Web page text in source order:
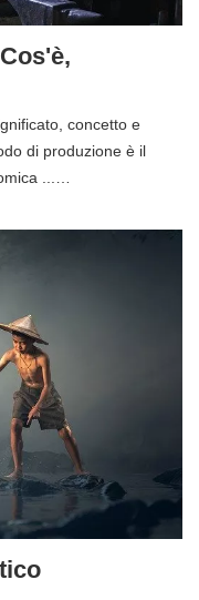
concetto e
di produzione è il
...…